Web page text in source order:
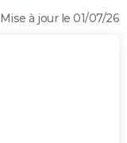
Mise à jour le 01/07/26